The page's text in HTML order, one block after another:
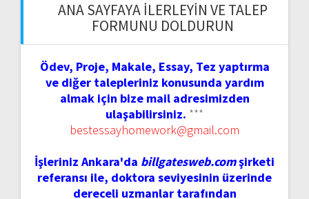
ANA SAYFAYA İLERLEYIN VE TALEP
FORMUNU DOLDURUN
Ödev, Proje, Makale, Essay, Tez yaptırma
ve diğer talepleriniz konusunda yardım
almak için bize mail adresimizden
ulaşabilirsiniz. ***
bestessayhomework@gmail.com
İşleriniz Ankara'da billgatesweb.comşirketi
referansı ile, doktora seviyesinin üzerinde
dereceli uzmanlar tarafından